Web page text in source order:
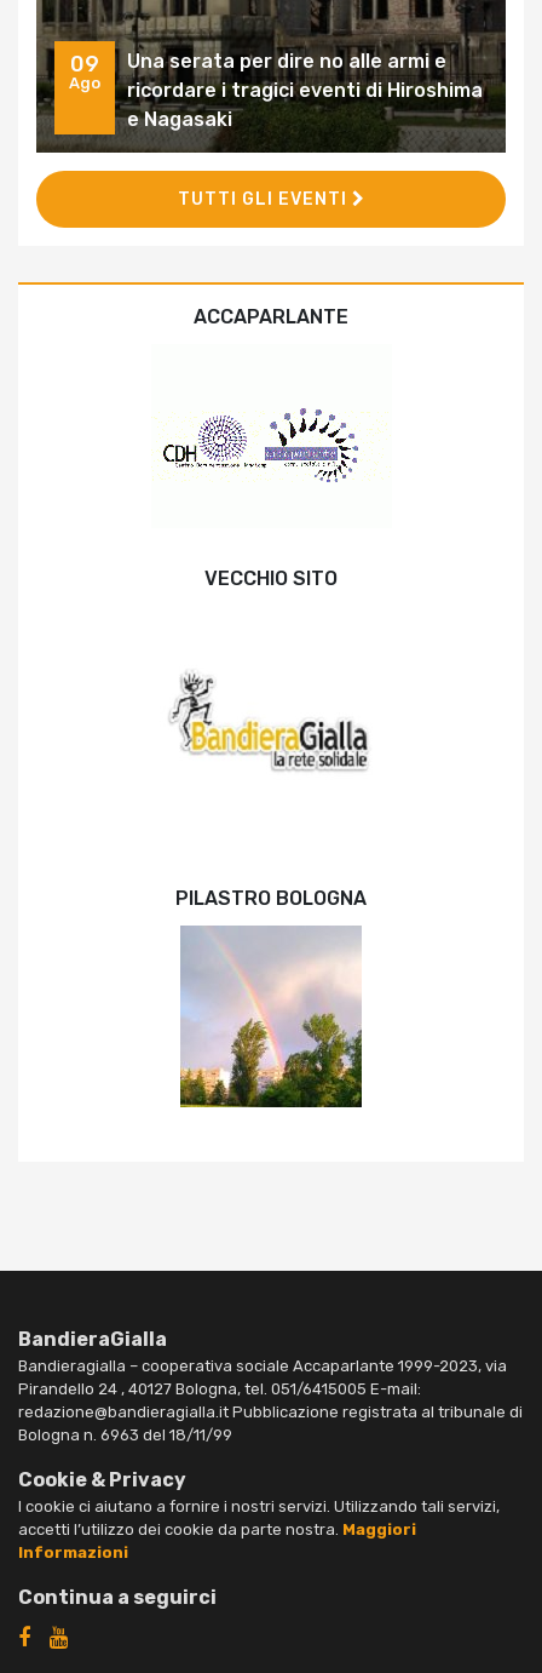
09
Ago
Una serata per dire no alle armi e
ricordare i tragici eventi di Hiroshima
e Nagasaki
TUTTI GLI EVENTI
ACCAPARLANTE
VECCHIO SITO
PILASTRO BOLOGNA
BandieraGialla
Bandieragialla – cooperativa sociale Accaparlante 1999-2023, via
Pirandello 24 , 40127 Bologna, tel. 051/6415005 E-mail:
redazione@bandieragialla.it Pubblicazione registrata al tribunale di
Bologna n. 6963 del 18/11/99
Cookie & Privacy
I cookie ci aiutano a fornire i nostri servizi. Utilizzando tali servizi,
accetti l’utilizzo dei cookie da parte nostra. Maggiori
Informazioni
Continua a seguirci